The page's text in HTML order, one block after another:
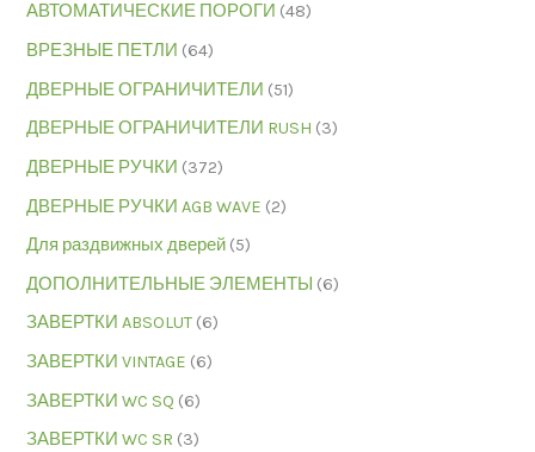
АВТОМАТИЧЕСКИЕ ПОРОГИ (48)
ВРЕЗНЫЕ ПЕТЛИ (64)
ДВЕРНЫЕ ОГРАНИЧИТЕЛИ (51)
ДВЕРНЫЕ ОГРАНИЧИТЕЛИ RUSH (3)
ДВЕРНЫЕ РУЧКИ (372)
ДВЕРНЫЕ РУЧКИ AGB WAVE (2)
Для раздвижных дверей (5)
ДОПОЛНИТЕЛЬНЫЕ ЭЛЕМЕНТЫ (6)
ЗАВЕРТКИ ABSOLUT (6)
ЗАВЕРТКИ VINTAGE (6)
ЗАВЕРТКИ WC SQ (6)
ЗАВЕРТКИ WC SR (3)